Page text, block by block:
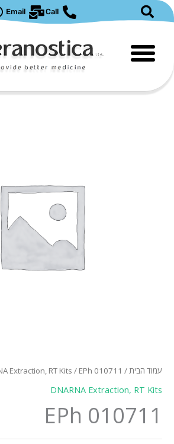
Call
Email
עמוד הבית/
Extraction, RT Kits / EPh 010711
DNARNA Extraction, RT Kits
EPh 010711